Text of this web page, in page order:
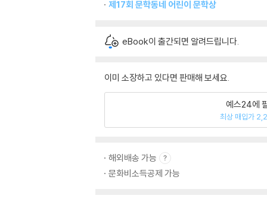
제17회 문학동네 어린이 문학상
eBook이 출간되면 알려드립니다.
이미 소장하고 있다면 판매해 보세요.
예스24에
최상 매입가
해외배송 가능
문화비소득공제 가능